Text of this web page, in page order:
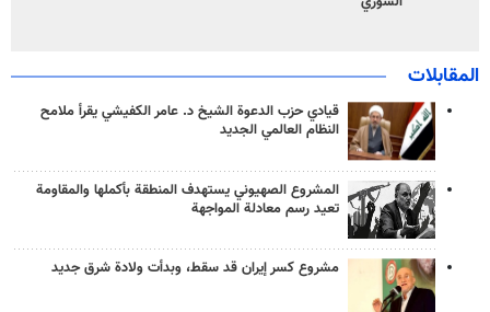
المقابلات
قيادي حزب الدعوة الشيخ د. عامر الكفيشي يقرأ ملامح
النظام العالمي الجديد
المشروع الصهيوني يستهدف المنطقة بأكملها والمقاومة
تعيد رسم معادلة المواجهة
مشروع كسر إيران قد سقط، وبدأت ولادة شرق جديد